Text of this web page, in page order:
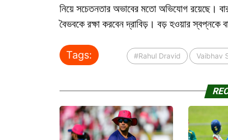
নিয়ে সচেতনতার অভাবের মতো অভিযোগ রয়েছে।
বৈভবকে রক্ষা করবেন দ্রাবিড়। বড় হওয়ার স্বপ্নকে
Tags: #Rahul Dravid Vaibhav